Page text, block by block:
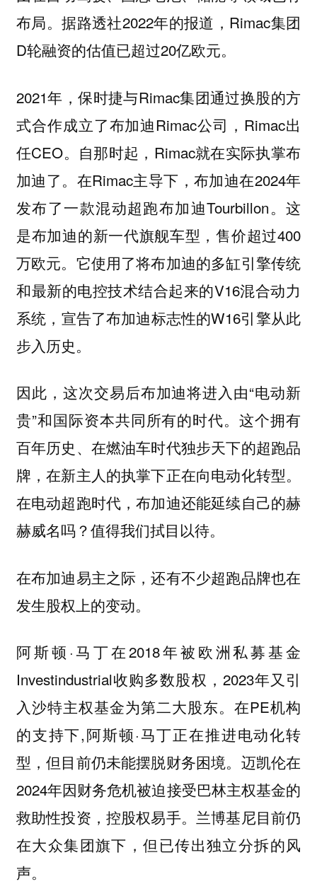
布局。据路透社2022年的报道，Rimac集团
D轮融资的估值已超过20亿欧元。
2021年，保时捷与Rimac集团通过换股的方
式合作成立了布加迪Rimac公司，Rimac出
任CEO。自那时起，Rimac就在实际执掌布
加迪了。在Rimac主导下，布加迪在2024年
发布了一款混动超跑布加迪Tourbillon。这
是布加迪的新一代旗舰车型，售价超过400
万欧元。它使用了将布加迪的多缸引擎传统
和最新的电控技术结合起来的V16混合动力
系统，宣告了布加迪标志性的W16引擎从此
步入历史。
因此，这次交易后布加迪将进入由“电动新
贵”和国际资本共同所有的时代。这个拥有
百年历史、在燃油车时代独步天下的超跑品
牌，在新主人的执掌下正在向电动化转型。
在电动超跑时代，布加迪还能延续自己的赫
赫威名吗？值得我们拭目以待。
在布加迪易主之际，还有不少超跑品牌也在
发生股权上的变动。
阿斯顿·马丁在2018年被欧洲私募基金
Investindustrial收购多数股权，2023年又引
入沙特主权基金为第二大股东。在PE机构
的支持下,阿斯顿·马丁正在推进电动化转
型，但目前仍未能摆脱财务困境。迈凯伦在
2024年因财务危机被迫接受巴林主权基金的
救助性投资，控股权易手。兰博基尼目前仍
在大众集团旗下，但已传出独立分拆的风
声。